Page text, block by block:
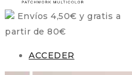
Envíos 4,50€ y gratis a
partir de 80€
ACCEDER